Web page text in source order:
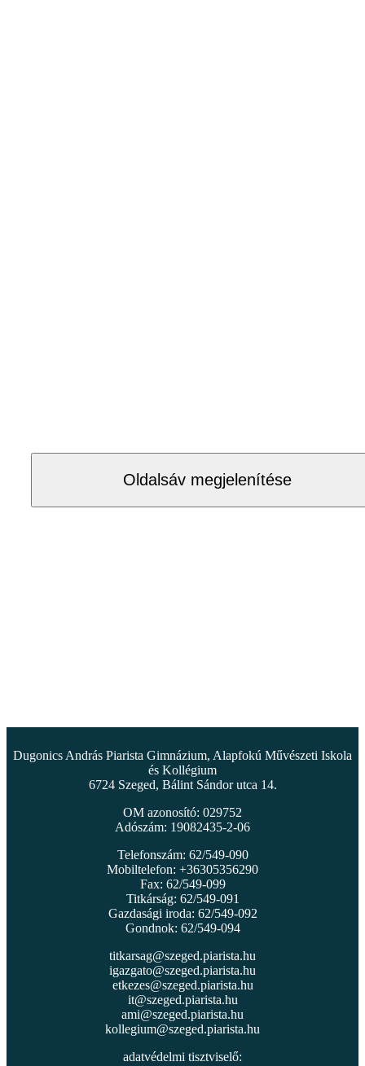
Oldalsáv megjelenítése
Dugonics András Piarista Gimnázium, Alapfokú Művészeti Iskola
és Kollégium
6724 Szeged, Bálint Sándor utca 14.
OM azonosító: 029752
Adószám: 19082435-2-06
Telefonszám: 62/549-090
Mobiltelefon: +36305356290
Fax: 62/549-099
Titkárság: 62/549-091
Gazdasági iroda: 62/549-092
Gondnok: 62/549-094
titkarsag@szeged.piarista.hu
igazgato@szeged.piarista.hu
etkezes@szeged.piarista.hu
it@szeged.piarista.hu
ami@szeged.piarista.hu
kollegium@szeged.piarista.hu
adatvédelmi tisztviselő: